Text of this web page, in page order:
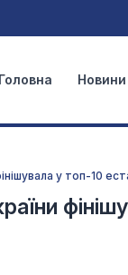
Головна Новини
у топ-10